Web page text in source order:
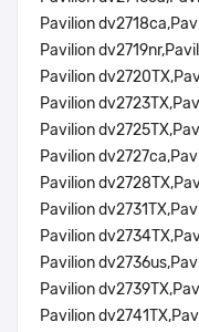
Pavilion
Pavilion
Pavilion
Pavilion
Pavilion
Pavilion
Pavilion
Pavilion
Pavilion
Pavilion
Pavilion
Pavilion